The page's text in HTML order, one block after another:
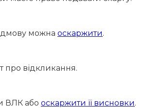
можна оскаржити.
про відкликання.
ВЛК або оскаржити її висновки.